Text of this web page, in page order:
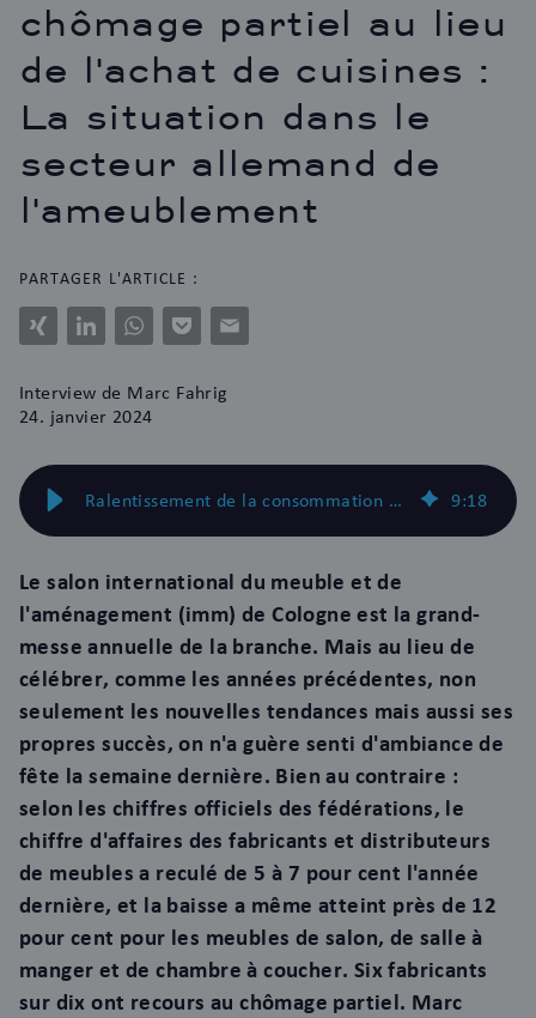
chômage partiel au lieu
de l'achat de cuisines :
La situation dans le
secteur allemand de
l'ameublement
PARTAGER L'ARTICLE :
Xing LinkedInWhatsAppPocketE-
Mail
Interview de Marc Fahrig
24. janvier 2024
Ralentissement de la consommation et chômage partiel au lieu de l'achat de cuisines : La situation dans le secteur allemand de l'ameublement 9:18
Le salon international du meuble et de
l'aménagement (imm) de Cologne est la grand-
messe annuelle de la branche. Mais au lieu de
célébrer, comme les années précédentes, non
seulement les nouvelles tendances mais aussi ses
propres succès, on n'a guère senti d'ambiance de
fête la semaine dernière. Bien au contraire :
selon les chiffres officiels des fédérations, le
chiffre d'affaires des fabricants et distributeurs
de meubles a reculé de 5 à 7 pour cent l'année
dernière, et la baisse a même atteint près de 12
pour cent pour les meubles de salon, de salle à
manger et de chambre à coucher. Six fabricants
sur dix ont recours au chômage partiel. Marc